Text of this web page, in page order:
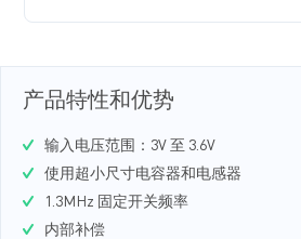
产品特性和优势
输入电压范围：3V 至 3.6V
使用超小尺寸电容器和电感器
1.3MHz 固定开关频率
内部补偿